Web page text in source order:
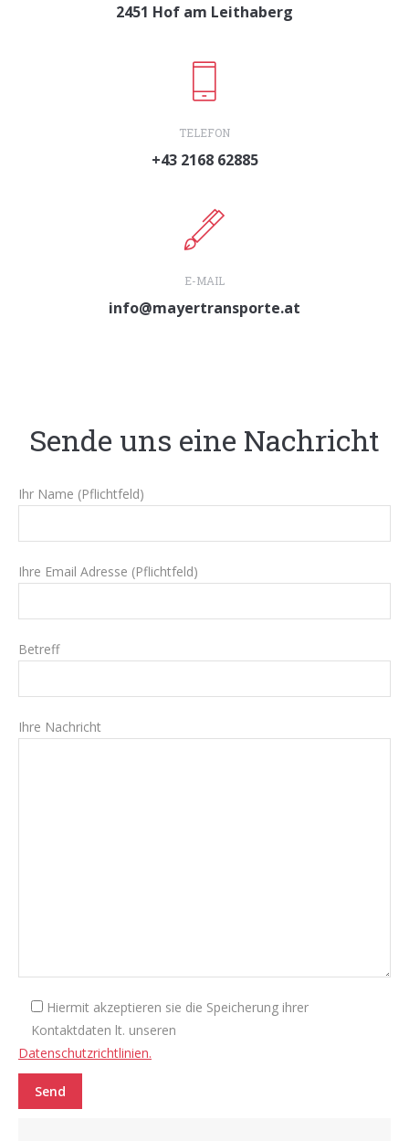
2451 Hof am Leithaberg
TELEFON
+43 2168 62885
E-MAIL
info@mayertransporte.at
Sende uns eine Nachricht
Ihr Name (Pflichtfeld)
Ihre Email Adresse (Pflichtfeld)
Betreff
Ihre Nachricht
Hiermit akzeptieren sie die Speicherung ihrer
Kontaktdaten lt. unseren
Datenschutzrichtlinien.